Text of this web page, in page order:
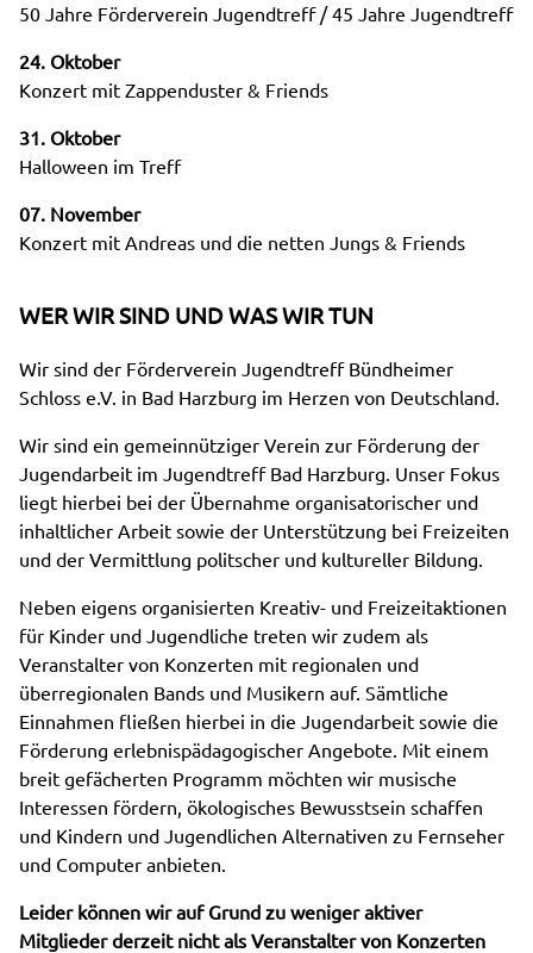
50 Jahre Förderverein Jugendtreff / 45 Jahre Jugendtreff
24. Oktober
Konzert mit Zappenduster & Friends
31. Oktober
Halloween im Treff
07. November
Konzert mit Andreas und die netten Jungs & Friends
WER WIR SIND UND WAS WIR TUN
Wir sind der Förderverein Jugendtreff Bündheimer
Schloss e.V. in Bad Harzburg im Herzen von Deutschland.
Wir sind ein gemeinnütziger Verein zur Förderung der
Jugendarbeit im Jugendtreff Bad Harzburg. Unser Fokus
liegt hierbei bei der Übernahme organisatorischer und
inhaltlicher Arbeit sowie der Unterstützung bei Freizeiten
und der Vermittlung politscher und kultureller Bildung.
Neben eigens organisierten Kreativ- und Freizeitaktionen
für Kinder und Jugendliche treten wir zudem als
Veranstalter von Konzerten mit regionalen und
überregionalen Bands und Musikern auf. Sämtliche
Einnahmen fließen hierbei in die Jugendarbeit sowie die
Förderung erlebnispädagogischer Angebote. Mit einem
breit gefächerten Programm möchten wir musische
Interessen fördern, ökologisches Bewusstsein schaffen
und Kindern und Jugendlichen Alternativen zu Fernseher
und Computer anbieten.
Leider können wir auf Grund zu weniger aktiver
Mitglieder derzeit nicht als Veranstalter von Konzerten